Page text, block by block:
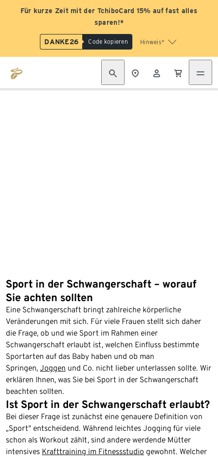
Für kurze Zeit mit der TchiboCard 15% auf fast alles
sparen!*
DANKE26 Code kopieren Hinweis*
Sport in der Schwangerschaft – worauf
Sie achten sollten
Eine Schwangerschaft bringt zahlreiche körperliche
Veränderungen mit sich. Für viele Frauen stellt sich daher
die Frage, ob und wie Sport im Rahmen einer
Schwangerschaft erlaubt ist, welchen Einfluss bestimmte
Sportarten auf das Baby haben und ob man
Springen, Joggen und Co. nicht lieber unterlassen sollte. Wir
erklären Ihnen, was Sie bei Sport in der Schwangerschaft
beachten sollten.
Ist Sport in der Schwangerschaft erlaubt?
Bei dieser Frage ist zunächst eine genauere Definition von
„Sport“ entscheidend. Während leichtes Jogging für viele
schon als Workout zählt, sind andere werdende Mütter
intensives Krafttraining im Fitnessstudio gewohnt. Welcher